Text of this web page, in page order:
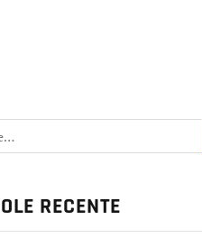
RECENTE